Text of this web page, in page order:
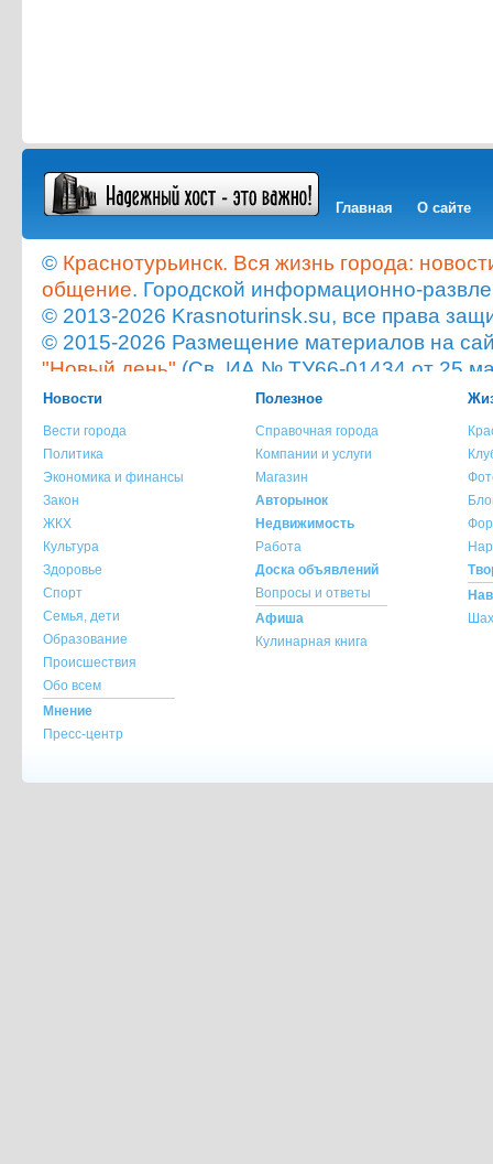
Главная О сайте
© Краснотурьинск. Вся жизнь города:
общение. Городской информационно-
© 2013-2026 Krasnoturinsk.su, все права
© 2015-2026 Размещение материалов на
"Новый день" (Св. ИА № ТУ66-01434 от 25
Мнение администрации сайта не всегда
опубликованного материала!
При копировании материала с сайта
ссылка на источник обязательна.
При использовании материала с сайта
указание источника и автора материала
По всем вопросам обращайтесь на
Новости
Вести города
Политика
Экономика и финансы
Закон
ЖКХ
Культура
Здоровье
Спорт
Семья, дети
Образование
Происшествия
Обо всем
Мнение
Пресс-центр
Полезное
Справочная города
Компании и услуги
Магазин
Авторынок
Недвижимость
Работа
Доска объявлений
Вопросы и ответы
Афиша
Кулинарная книга